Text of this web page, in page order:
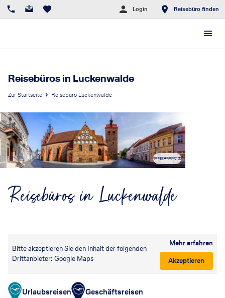
Login Reisebüro finden
Reisebüros in Luckenwalde
Zur Startseite Reisebüro Luckenwalde
© AdobeStock
Reisebüros in Luckenwalde
Bitte akzeptieren Sie den Inhalt der folgenden
Drittanbieter: Google Maps
Mehr erfahren
Akzeptieren
Urlaubsreisen
Geschäftsreisen